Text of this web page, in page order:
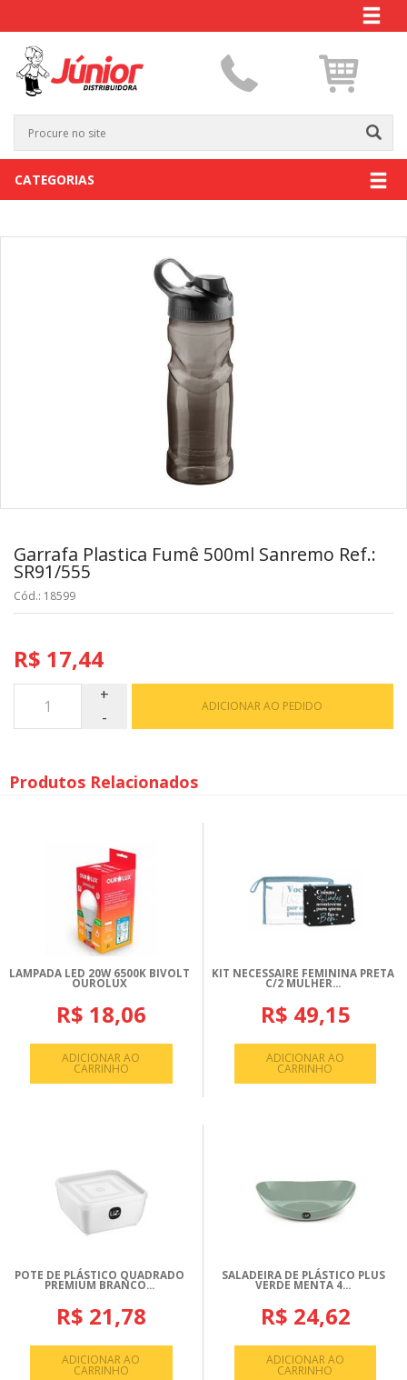
CATEGORIAS
Garrafa Plastica Fumê 500ml Sanremo Ref.:
SR91/555
Cód.: 18599
R$ 17,44
ADICIONAR AO PEDIDO
Produtos Relacionados
LAMPADA LED 20W 6500K BIVOLT
OUROLUX
R$ 18,06
ADICIONAR AO
CARRINHO
KIT NECESSAIRE FEMININA PRETA
C/2 MULHER...
R$ 49,15
ADICIONAR AO
CARRINHO
POTE DE PLÁSTICO QUADRADO
PREMIUM BRANCO...
R$ 21,78
ADICIONAR AO
CARRINHO
SALADEIRA DE PLÁSTICO PLUS
VERDE MENTA 4...
R$ 24,62
ADICIONAR AO
CARRINHO